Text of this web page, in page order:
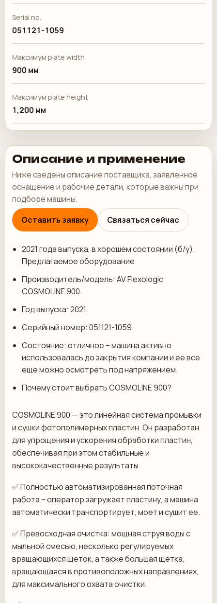
Serial no.
051121-1059
Максимум plate width
900 мм
Максимум plate height
1,200 мм
Описание и применение
Ниже сведены описание поставщика, заявленное
оснащение и рабочие детали, которые важны при
подборе машины.
Оставить заявку
Связаться сейчас
2021 года выпуска, в хорошем состоянии (б/у).
Предлагаемое оборудование
Производитель/модель: AV Flexologic
COSMOLINE 900.
Год выпуска: 2021.
Серийный номер: 051121-1059.
Состояние: отличное – машина активно
использовалась до закрытия компании и ее все
еще можно осмотреть под напряжением.
Почему стоит выбрать COSMOLINE 900?
COSMOLINE 900 — это линейная система промывки
и сушки фотополимерных пластин. Он разработан
для упрощения и ускорения обработки пластин,
обеспечивая при этом стабильные и
высококачественные результаты.
✅ Полностью автоматизированная поточная
работа – оператор загружает пластину, а машина
автоматически транспортирует, моет и сушит ее.
✅ Превосходная очистка: мощная струя воды с
мыльной смесью, несколько регулируемых
вращающихся щеток, а также большая щетка,
вращающаяся в противоположных направлениях,
для максимального охвата очистки.